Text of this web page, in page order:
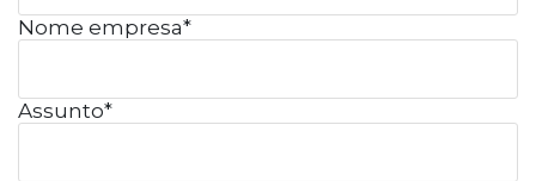
Nome empresa*
Assunto*